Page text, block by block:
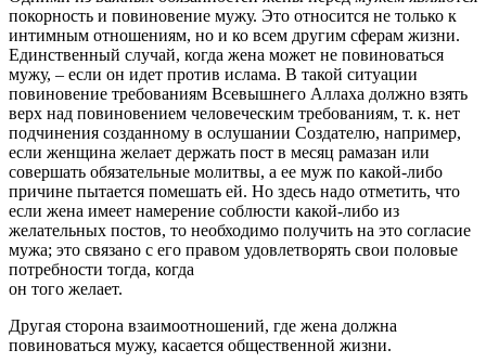
покорность и повиновение мужу. Это относится не только к
интимным отношениям, но и ко всем другим сферам жизни.
Единственный случай, когда жена может не повиноваться
мужу, – если он идет против ислама. В такой ситуации
повиновение требованиям Всевышнего Аллаха должно взять
верх над повиновением человеческим требованиям, т. к. нет
подчинения созданному в ослушании Создателю, например,
если женщина желает держать пост в месяц рамазан или
совершать обязательные молитвы, а ее муж по какой-либо
причине пытается помешать ей. Но здесь надо отметить, что
если жена имеет намерение соблюсти какой-либо из
желательных постов, то необходимо получить на это согласие
мужа; это связано с его правом удовлетворять свои половые
потребности тогда, когда
он того желает.
Другая сторона взаимоотношений, где жена должна
повиноваться мужу, касается общественной жизни.